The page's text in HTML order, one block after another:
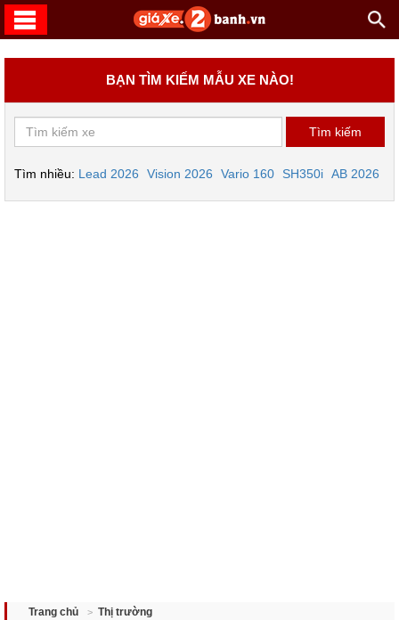
BẠN TÌM KIẾM MẪU XE NÀO!
Tìm nhiều: Lead 2026 Vision 2026 Vario 160 SH350i AB 2026
Trang chủ Thị trường